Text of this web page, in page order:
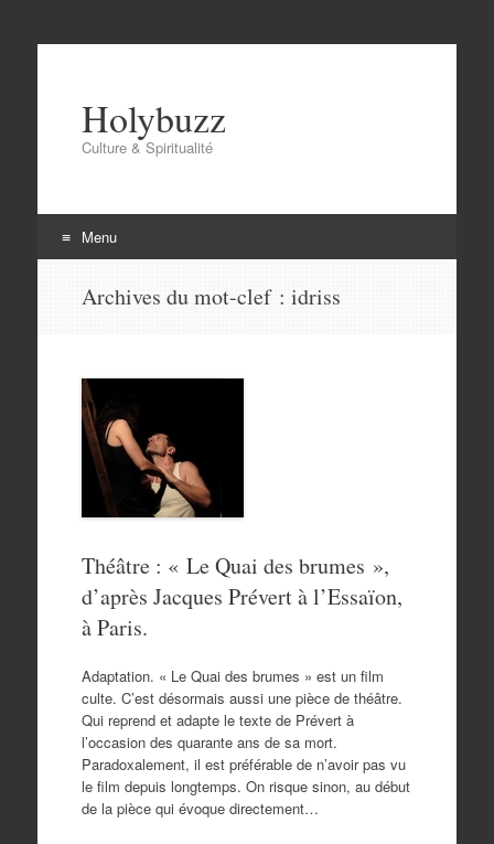
Holybuzz
Culture & Spiritualité
Menu
Archives du mot-clef : idriss
Théâtre : « Le Quai des brumes »,
d’après Jacques Prévert à l’Essaïon,
à Paris.
Adaptation. « Le Quai des brumes » est un film
culte. C’est désormais aussi une pièce de théâtre.
Qui reprend et adapte le texte de Prévert à
l’occasion des quarante ans de sa mort.
Paradoxalement, il est préférable de n’avoir pas vu
le film depuis longtemps. On risque sinon, au début
de la pièce qui évoque directement…